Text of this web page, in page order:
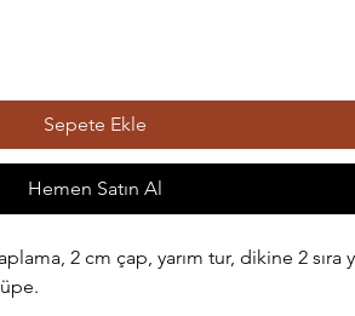
Sepete Ekle
Hemen Satın Al
2 cm çap, yarım tur, dikine 2 sıra